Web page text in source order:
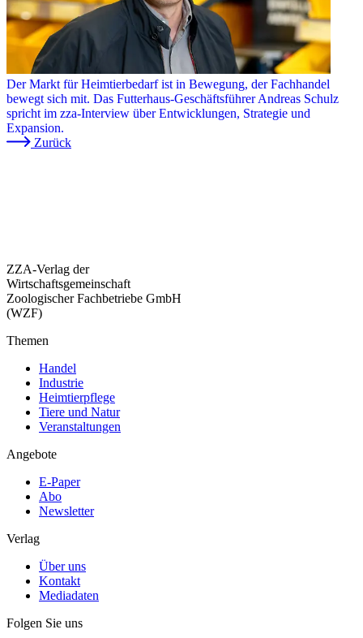
Der Markt für Heimtierbedarf ist in Bewegung, der Fachhandel
bewegt sich mit. Das Futterhaus-Geschäftsführer Andreas Schulz
spricht im zza-Interview über Entwicklungen, Strategie und
Expansion.
Zurück
ZZA-Verlag der
Wirtschaftsgemeinschaft
Zoologischer Fachbetriebe GmbH
(WZF)
Themen
Handel
Industrie
Heimtierpflege
Tiere und Natur
Veranstaltungen
Angebote
E-Paper
Abo
Newsletter
Verlag
Über uns
Kontakt
Mediadaten
Folgen Sie uns